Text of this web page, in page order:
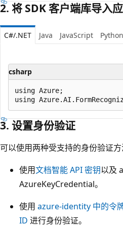
2. 将 SDK 客户端库导入
C#/.NET Java JavaScript Python
csharp
using Azure;
3. 设置身份验证
可以使用两种受支持的身份验证方
使用文档智能 API 密钥以及
AzureKeyCredential。
使用 azure-identity 中的令
ID 进行身份验证。